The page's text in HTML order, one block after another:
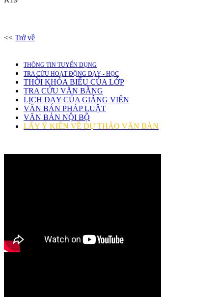
<< Trở về
THÔNG TIN TUYỂN DỤNG
TRA CỨU HOẠT ĐỘNG DẠY - HỌC
THỜI KHÓA BIỂU CỦA LỚP
TRA CỨU VĂN BẰNG
LỊCH DẠY CỦA GIẢNG VIÊN
VĂN BẢN PHÁP LUẬT
VĂN BẢN NỘI BỘ
LẤY Ý KIẾN VỀ DỰ THẢO VĂN BẢN